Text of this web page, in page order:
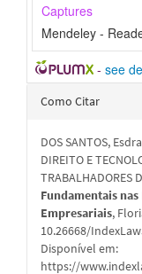
Captures
Mendeley -
- see
Detalhes
artigo
Como Citar
DOS SANTOS,
DIREITO E
TRABALHADORES
Fundamentais
Empresariais,
10.26668/
Disponível em:
https://